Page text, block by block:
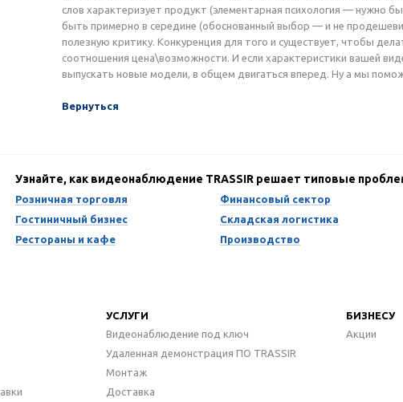
слов характеризует продукт (элементарная психология — нужно
быть примерно в середине (обоснованный выбор — и не
полезную критику. Конкуренция для того и существует, чтобы
соотношения цена\возможности. И если характеристики вашей
выпускать новые модели, в общем двигаться вперед. Ну а мы
Вернуться
Узнайте, как видеонаблюдение TRASSIR решает типовые
Розничная торговля
Гостиничный бизнес
Рестораны и кафе
Финансовый сектор
Складская логистика
Производство
УСЛУГИ
Видеонаблюдение под ключ
Удаленная демонстрация ПО TRASSIR
Монтаж
Доставка
БИЗНЕСУ
Акции